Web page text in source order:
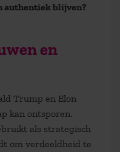
authentiek blijven?
en
Trump en Elon
kan ontsporen.
als strategisch
om verdeeldheid te